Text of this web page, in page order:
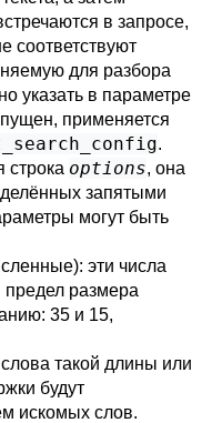
в запросе,
соответствуют
для разбора
указать в параметре
применяется
.
строка options, она
запятыми
могут быть
эти числа
размера
35 и 15,
такой длины или
будут
искомых слов.